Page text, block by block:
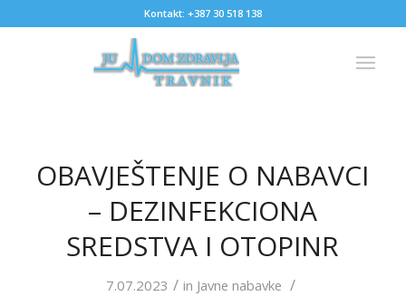
Kontakt: +387 30 518 138
OBAVJEŠTENJE O NABAVCI
– DEZINFEKCIONA
SREDSTVA I OTOPINR
7.07.2023 / in Javne nabavke /